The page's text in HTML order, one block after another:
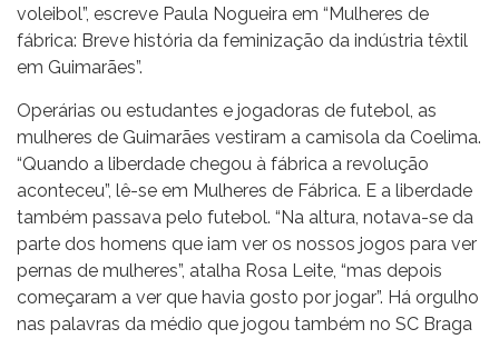
voleibol”, escreve Paula Nogueira em “Mulheres de
fábrica: Breve história da feminização da indústria têxtil
em Guimarães”.
Operárias ou estudantes e jogadoras de futebol, as
mulheres de Guimarães vestiram a camisola da Coelima.
“Quando a liberdade chegou à fábrica a revolução
aconteceu”, lê-se em Mulheres de Fábrica. E a liberdade
também passava pelo futebol. “Na altura, notava-se da
parte dos homens que iam ver os nossos jogos para ver
pernas de mulheres”, atalha Rosa Leite, “mas depois
começaram a ver que havia gosto por jogar”. Há orgulho
nas palavras da médio que jogou também no SC Braga